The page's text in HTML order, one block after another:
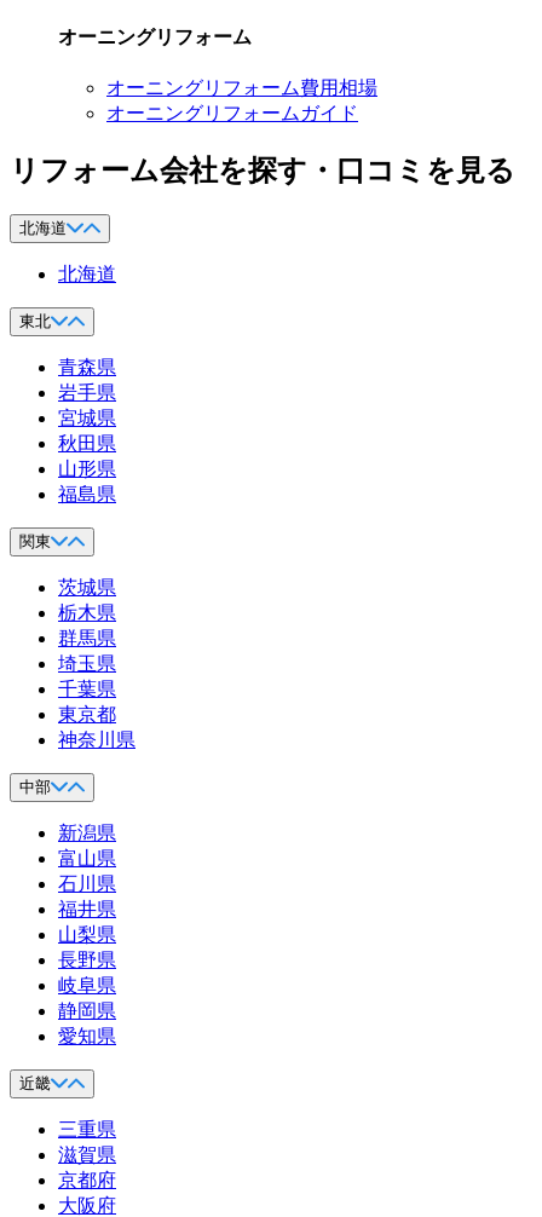
オーニングリフォーム
オーニングリフォーム費用相場
オーニングリフォームガイド
リフォーム会社を探す・口コミを見る
北海道
北海道
東北
青森県
岩手県
宮城県
秋田県
山形県
福島県
関東
茨城県
栃木県
群馬県
埼玉県
千葉県
東京都
神奈川県
中部
新潟県
富山県
石川県
福井県
山梨県
長野県
岐阜県
静岡県
愛知県
近畿
三重県
滋賀県
京都府
大阪府